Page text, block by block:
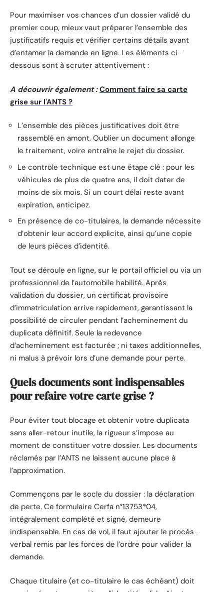
Pour maximiser vos chances d’un dossier validé du
premier coup, mieux vaut préparer l’ensemble des
justificatifs requis et vérifier certains détails avant
d’entamer la demande en ligne. Les éléments ci-
dessous sont à scruter attentivement :
A découvrir également : Comment faire sa carte
grise sur l'ANTS ?
L’ensemble des pièces justificatives doit être
rassemblé en amont. Oublier un document allonge
le traitement, voire entraîne le rejet du dossier.
Le contrôle technique est une étape clé : pour les
véhicules de plus de quatre ans, il doit dater de
moins de six mois. Si un court délai reste avant
expiration, anticipez.
En présence de co-titulaires, la demande nécessite
d’obtenir leur accord explicite, ainsi qu’une copie
de leurs pièces d’identité.
Tout se déroule en ligne, sur le portail officiel ou via un
professionnel de l’automobile habilité. Après
validation du dossier, un certificat provisoire
d’immatriculation arrive rapidement, garantissant la
possibilité de circuler pendant l’acheminement du
duplicata définitif. Seule la redevance
d’acheminement est facturée ; ni taxes additionnelles,
ni malus à prévoir lors d’une demande pour perte.
Quels documents sont indispensables
pour refaire votre carte grise ?
Pour éviter tout blocage et obtenir votre duplicata
sans aller-retour inutile, la rigueur s’impose au
moment de constituer votre dossier. Les documents
réclamés par l’ANTS ne laissent aucune place à
l’approximation.
Commençons par le socle du dossier : la déclaration
de perte. Ce formulaire Cerfa n°13753*04,
intégralement complété et signé, demeure
indispensable. En cas de vol, il faut ajouter le procès-
verbal remis par les forces de l’ordre pour valider la
demande.
Chaque titulaire (et co-titulaire le cas échéant) doit